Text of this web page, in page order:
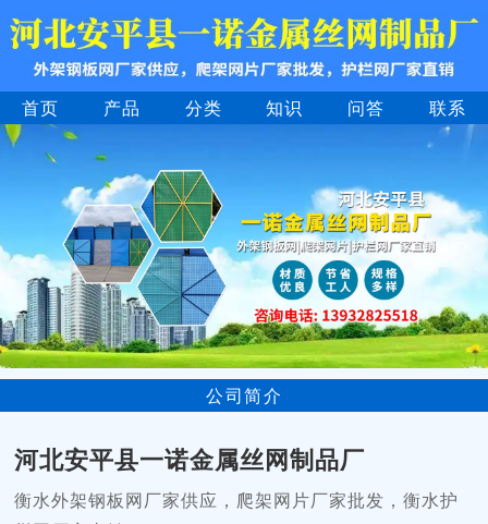
首页 产品 分类 知识 问答 联系
公司简介
河北安平县一诺金属丝网制品厂
衡水外架钢板网厂家供应，爬架网片厂家批发，衡水护